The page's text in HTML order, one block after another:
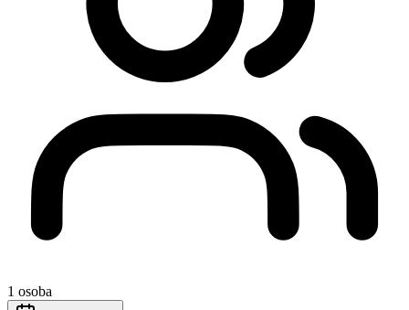
1 osoba